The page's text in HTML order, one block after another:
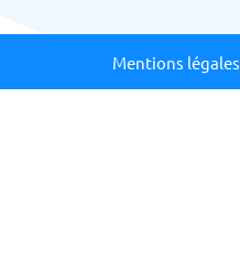
Mentions légales